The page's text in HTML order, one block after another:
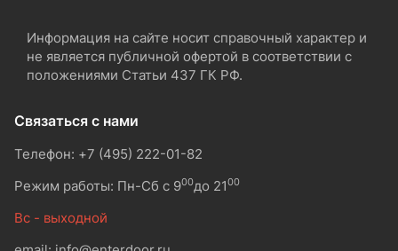
Информация на сайте носит справочный характер и
не является публичной офертой в соответствии с
положениями Статьи 437 ГК РФ.
Связаться с нами
Телефон: +7 (495) 222-01-82
Режим работы: Пн-Сб с 900до 2100
Вс - выходной